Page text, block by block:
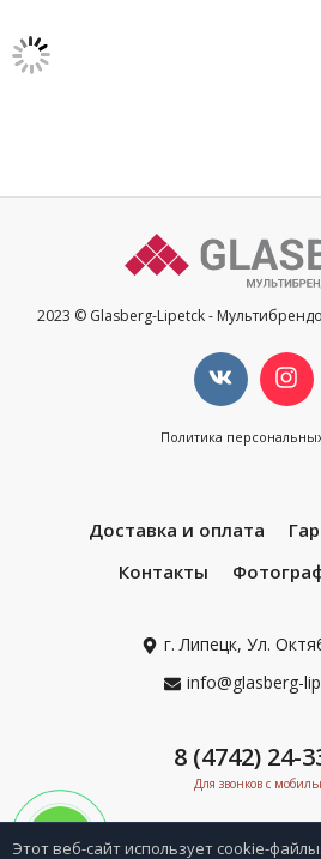
2023 © Glasberg-Lipetck -
Политика
Доставка и оплата
Контакты
г. Липецк, Ул.
info@glasberg-
8 (4742) 24-
Для звонков с
Этот веб-сайт использует cookie-